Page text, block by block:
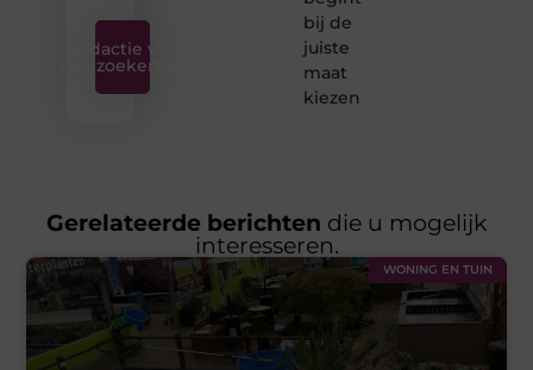
Redactie van
Linkzoekertjes
bij de
juiste
maat
kiezen
Gerelateerde berichten die u mogelijk
interesseren.
WONING EN TUIN